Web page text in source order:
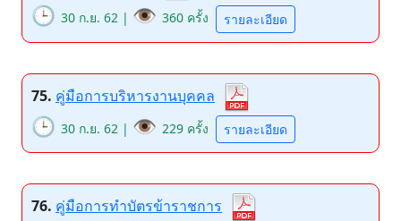
🕒 30 ก.ย. 62 | 👁️ 360 ครั้ง รายละเอียด
75. คู่มือการบริหารงานบุคคล
🕒 30 ก.ย. 62 | 👁️ 229 ครั้ง รายละเอียด
76. คู่มือการทำบัตรข้าราชการ